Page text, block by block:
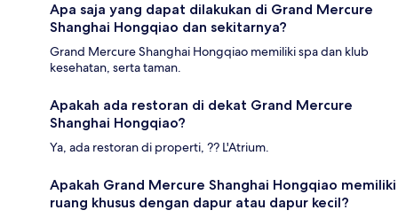
Apa saja yang dapat dilakukan di Grand Mercure
Shanghai Hongqiao dan sekitarnya?
Grand Mercure Shanghai Hongqiao memiliki spa dan klub
kesehatan, serta taman.
Apakah ada restoran di dekat Grand Mercure
Shanghai Hongqiao?
Ya, ada restoran di properti, ?? L'Atrium.
Apakah Grand Mercure Shanghai Hongqiao memiliki
ruang khusus dengan dapur atau dapur kecil?